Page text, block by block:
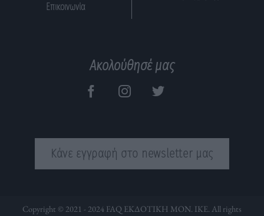
Επικοινωνία
Ακολούθησέ μας
Κάνε εγγραφή στο newsletter μας
Copyright © 2021 - 2024 FAQ ΕΚΔΟΤΙΚΗ ΜΟΝ. ΙΚΕ. All rights